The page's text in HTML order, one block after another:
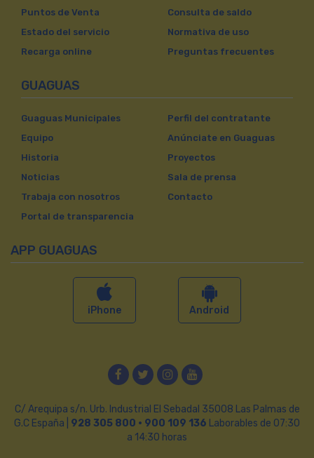
Puntos de Venta
Estado del servicio
Recarga online
Consulta de saldo
Normativa de uso
Preguntas frecuentes
GUAGUAS
Guaguas Municipales
Equipo
Historia
Noticias
Trabaja con nosotros
Portal de transparencia
Perfil del contratante
Anúnciate en Guaguas
Proyectos
Sala de prensa
Contacto
APP GUAGUAS
iPhone Android
FacebookTwitterInstagram
YouTube
C/ Arequipa s/n. Urb. Industrial El Sebadal 35008 Las Palmas de
G.C España | 928 305 800 · 900 109 136 Laborables de 07:30
a 14:30 horas